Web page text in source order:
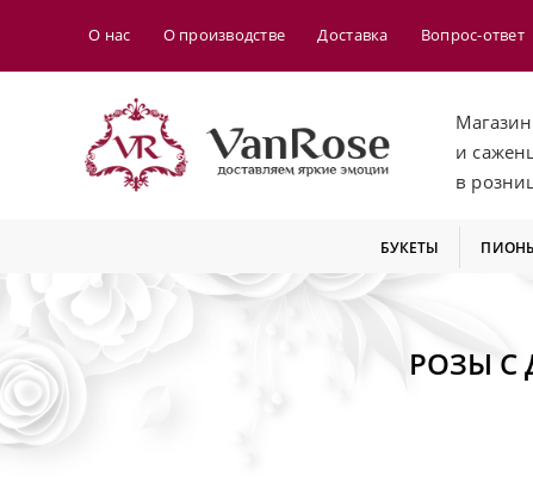
О нас О производстве Доставка Вопрос-ответ
и
в
БУКЕТЫ
РОЗЫ С